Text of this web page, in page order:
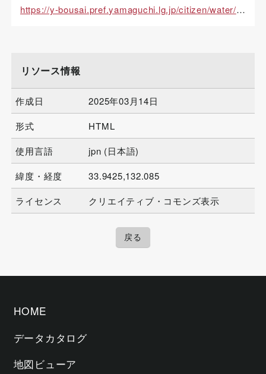
https://y-bousai.pref.yamaguchi.lg.jp/citizen/water/kwl_graph.aspx?stncd=025
リソース情報
作成日
2025年03月14日
形式
HTML
使用言語
jpn (日本語)
緯度・経度
33.9425,132.085
ライセンス
クリエイティブ・コモンズ表示
戻る
HOME
データカタログ
地図ビューア